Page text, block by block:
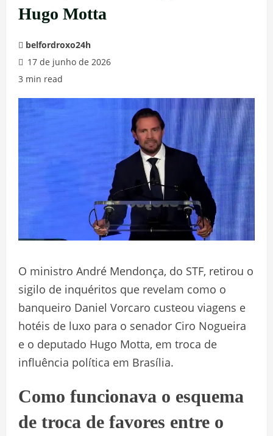
Hugo Motta
belfordroxo24h
17 de junho de 2026
3 min read
O ministro André Mendonça, do STF, retirou o
sigilo de inquéritos que revelam como o
banqueiro Daniel Vorcaro custeou viagens e
hotéis de luxo para o senador Ciro Nogueira
e o deputado Hugo Motta, em troca de
influência política em Brasília.
Como funcionava o esquema
de troca de favores entre o